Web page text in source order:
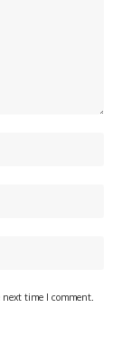
time I comment.